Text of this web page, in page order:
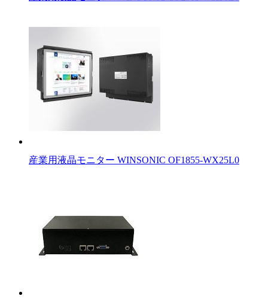
産業用液晶モニター WINSONIC OF1855-WX25L0